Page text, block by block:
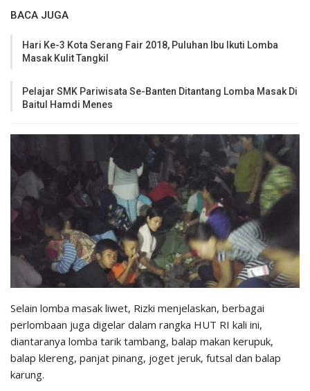
BACA JUGA
Hari Ke-3 Kota Serang Fair 2018, Puluhan Ibu Ikuti Lomba
Masak Kulit Tangkil
Pelajar SMK Pariwisata Se-Banten Ditantang Lomba Masak Di
Baitul Hamdi Menes
Selain lomba masak liwet, Rizki menjelaskan, berbagai
perlombaan juga digelar dalam rangka HUT RI kali ini,
diantaranya lomba tarik tambang, balap makan kerupuk,
balap klereng, panjat pinang, joget jeruk, futsal dan balap
karung.